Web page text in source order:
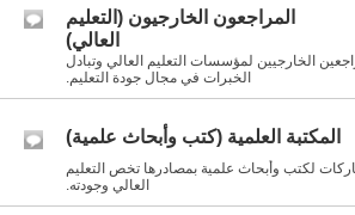
المراجعون الخارجيون (التعليم
العالي)
الخارجيين لمؤسسات التعليم العالي وتبادل
الخبرات في مجال جودة التعليم.
المكتبة العلمية (كتب وأبحاث علمية)
لكتب وأبحاث علمية بمصادرها تخص التعليم
العالي وجودته.